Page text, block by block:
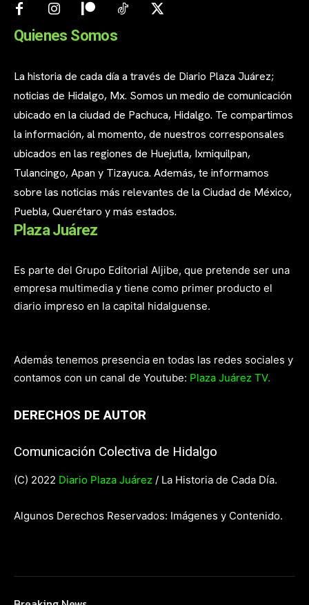
Quienes Somos
La historia de cada día a través de Diario Plaza Juárez;
noticias de Hidalgo, Mx. Somos un medio de comunicación
ubicado en la ciudad de Pachuca, Hidalgo. Te compartimos
la información, al momento, de nuestros corresponsales
ubicados en las regiones de Huejutla, Ixmiquilpan,
Tulancingo, Apan y Tizayuca. Además, te informamos
sobre las noticias más relevantes de la Ciudad de México,
Puebla, Querétaro y más estados.
Plaza Juárez
Es parte del Grupo Editorial Aljibe, que pretende ser una
empresa multimedia y tiene como primer producto el
diario impreso en la capital hidalguense.
Además tenemos presencia en todas las redes sociales y
contamos con un canal de Youtube: Plaza Juárez TV.
DERECHOS DE AUTOR
Comunicación Colectiva de Hidalgo
(C) 2022 Diario Plaza Juárez / La Historia de Cada Día.
Algunos Derechos Reservados: Imágenes y Contenido.